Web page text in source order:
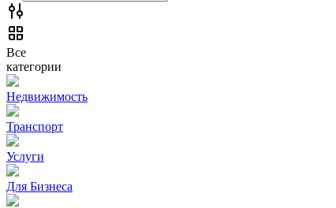
Все
категории
Недвижимость
Транспорт
Услуги
Для Бизнеса